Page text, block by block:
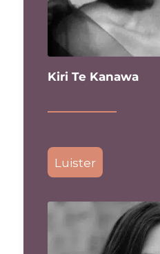
Kiri Te Kanawa
Luister